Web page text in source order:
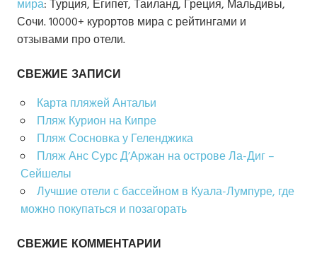
мира: Турция, Египет, Таиланд, Греция, Мальдивы,
Сочи. 10000+ курортов мира с рейтингами и
отзывами про отели.
СВЕЖИЕ ЗАПИСИ
Карта пляжей Антальи
Пляж Курион на Кипре
Пляж Сосновка у Геленджика
Пляж Анс Сурс Д’Аржан на острове Ла-Диг –
Сейшелы
Лучшие отели с бассейном в Куала-Лумпуре, где
можно покупаться и позагорать
СВЕЖИЕ КОММЕНТАРИИ